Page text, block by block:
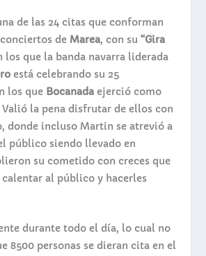
de las 24 citas que conforman
de Marea, con su “Gira
los que la banda navarra liderada
está celebrando su 25
los que Bocanada ejerció como
la pena disfrutar de ellos con
donde incluso Martin se atrevió a
público siendo llevado en
su cometido con creces que
al público y hacerles
durante todo el día, lo cual no
8500 personas se dieran cita en el